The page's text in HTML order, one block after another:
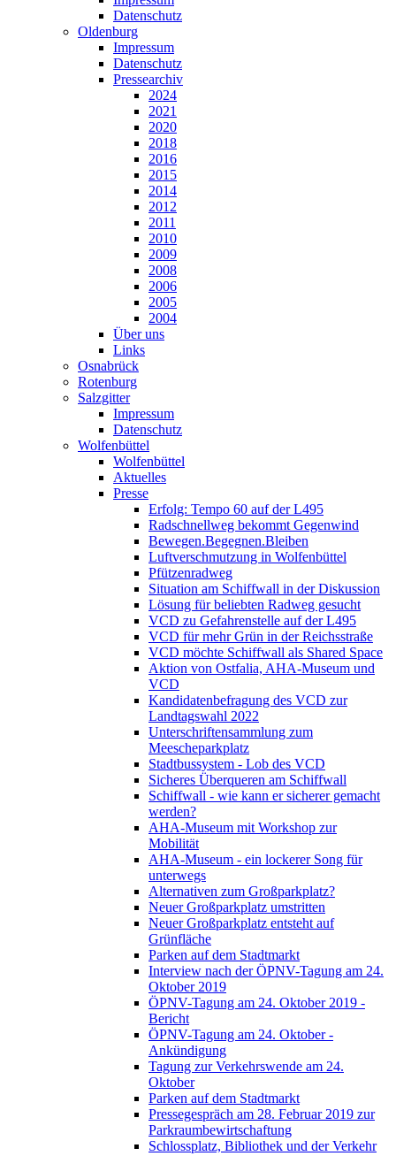
Datenschutz
Oldenburg
Impressum
Datenschutz
Pressearchiv
2024
2021
2020
2018
2016
2015
2014
2012
2011
2010
2009
2008
2006
2005
2004
Über uns
Links
Osnabrück
Rotenburg
Salzgitter
Impressum
Datenschutz
Wolfenbüttel
Wolfenbüttel
Aktuelles
Presse
Erfolg: Tempo 60 auf der L495
Radschnellweg bekommt Gegenwind
Bewegen.Begegnen.Bleiben
Luftverschmutzung in Wolfenbüttel
Pfützenradweg
Situation am Schiffwall in der Diskussion
Lösung für beliebten Radweg gesucht
VCD zu Gefahrenstelle auf der L495
VCD für mehr Grün in der Reichsstraße
VCD möchte Schiffwall als Shared Space
Aktion von Ostfalia, AHA-Museum und
VCD
Kandidatenbefragung des VCD zur
Landtagswahl 2022
Unterschriftensammlung zum
Meescheparkplatz
Stadtbussystem - Lob des VCD
Sicheres Überqueren am Schiffwall
Schiffwall - wie kann er sicherer gemacht
werden?
AHA-Museum mit Workshop zur
Mobilität
AHA-Museum - ein lockerer Song für
unterwegs
Alternativen zum Großparkplatz?
Neuer Großparkplatz umstritten
Neuer Großparkplatz entsteht auf
Grünfläche
Parken auf dem Stadtmarkt
Interview nach der ÖPNV-Tagung am 24.
Oktober 2019
ÖPNV-Tagung am 24. Oktober 2019 -
Bericht
ÖPNV-Tagung am 24. Oktober -
Ankündigung
Tagung zur Verkehrswende am 24.
Oktober
Parken auf dem Stadtmarkt
Pressegespräch am 28. Februar 2019 zur
Parkraumbewirtschaftung
Schlossplatz, Bibliothek und der Verkehr